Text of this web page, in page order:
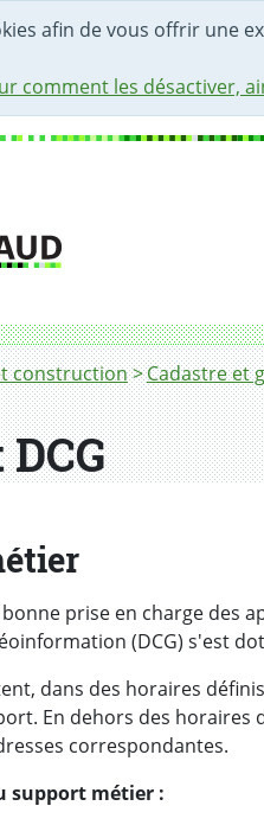
afin de vous offrir une
comment les désactiver,
DE LA PAGE
RECHERCHE
construction Cadastre et
prise en charge des
(DCG) s'est
dans des horaires
En dehors des horaires
correspondantes.
support métier :